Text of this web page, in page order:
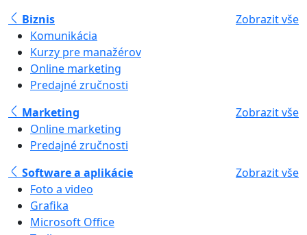
Biznis
Zobrazit vše
Komunikácia
Kurzy pre manažérov
Online marketing
Predajné zručnosti
Marketing
Zobrazit vše
Online marketing
Predajné zručnosti
Software a aplikácie
Zobrazit vše
Foto a video
Grafika
Microsoft Office